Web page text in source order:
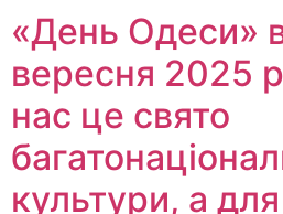
«День Одеси»
вересня 2025
нас це свято
культури, а